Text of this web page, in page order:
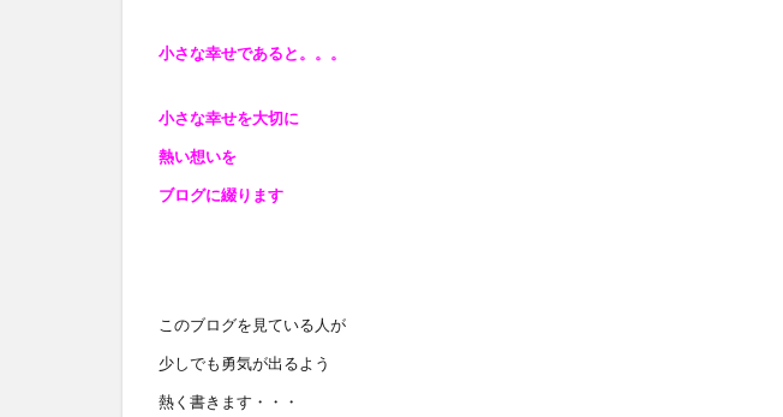
小さな幸せであると。。。
小さな幸せを大切に
熱い想いを
ブログに綴ります
このブログを見ている人が
少しでも勇気が出るよう
熱く書きます・・・